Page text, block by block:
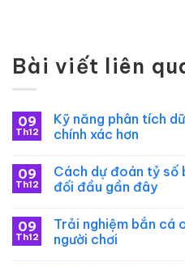
Bài viết liên
09
Th12
Kỹ năng phân tích
chính xác hơn
09
Th12
Cách dự đoán tỷ số
đối đầu gần đây
09
Th12
Trải nghiệm bắn cá
người chơi